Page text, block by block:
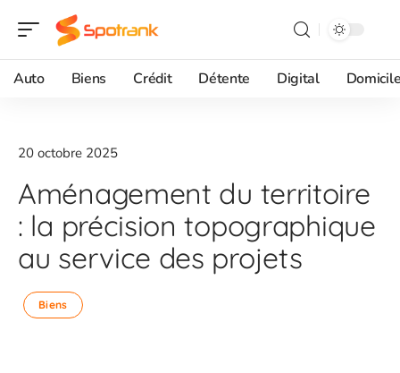
Auto Biens Crédit Détente Digital
20 octobre 2025
Aménagement du territoire
: la précision topographique
au service des projets
Biens